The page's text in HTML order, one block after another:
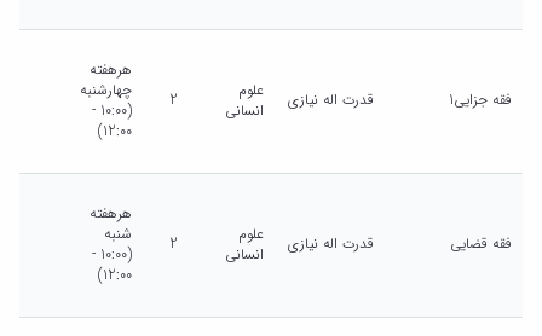
فقه جزایی1 قدرت اله نیازی
علوم
انسانی
2
هرهفته
چهارشنبه
(10:00 -
12:00)
فقه قضایی قدرت اله نیازی
علوم
انسانی
2
هرهفته
شنبه
(10:00 -
12:00)